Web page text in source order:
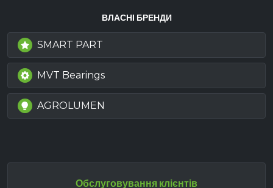
ВЛАСНІ БРЕНДИ
SMART PART
MVT Bearings
AGROLUMEN
Обслуговування клієнтів